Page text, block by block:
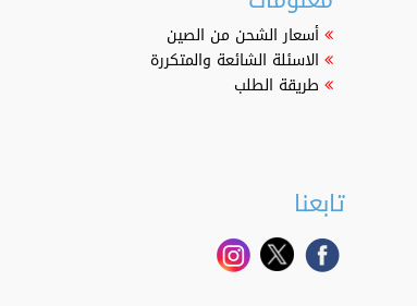
أسعار الشحن من الصين
الاسئلة الشائعة والمتكررة
طريقة الطلب
تابعنا